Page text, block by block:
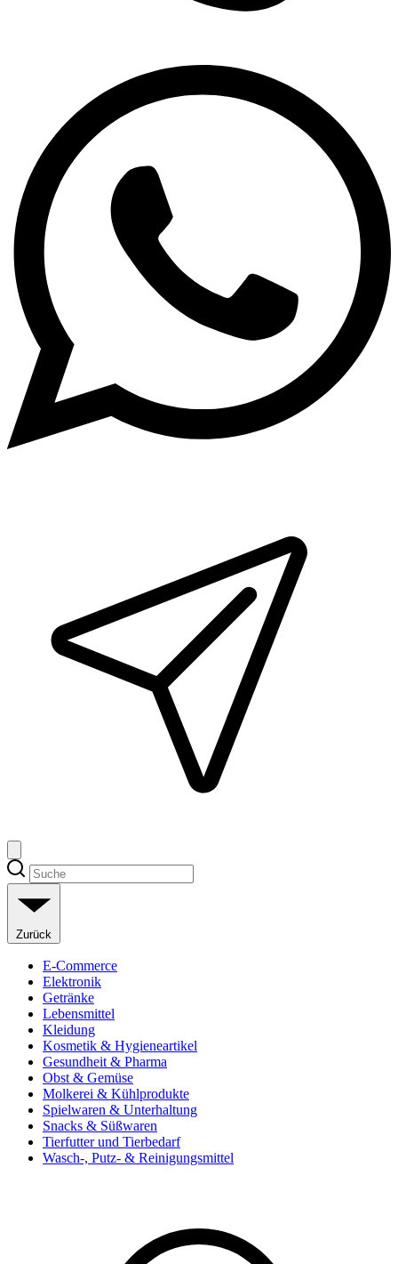
Zurück
E-Commerce
Elektronik
Getränke
Lebensmittel
Kleidung
Kosmetik & Hygieneartikel
Gesundheit & Pharma
Obst & Gemüse
Molkerei & Kühlprodukte
Spielwaren & Unterhaltung
Snacks & Süßwaren
Tierfutter und Tierbedarf
Wasch-, Putz- & Reinigungsmittel